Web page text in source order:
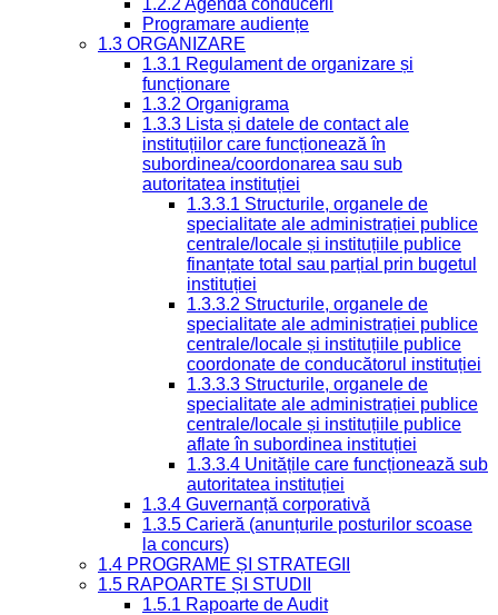
Programare audiențe
1.3 ORGANIZARE
1.3.1 Regulament de organizare și
funcționare
1.3.2 Organigrama
1.3.3 Lista și datele de contact ale
instituțiilor care funcționează în
subordinea/coordonarea sau sub
autoritatea instituției
1.3.3.1 Structurile, organele de
specialitate ale administrației publice
centrale/locale și instituțiile publice
finanțate total sau parțial prin bugetul
instituției
1.3.3.2 Structurile, organele de
specialitate ale administrației publice
centrale/locale și instituțiile publice
coordonate de conducătorul instituției
1.3.3.3 Structurile, organele de
specialitate ale administrației publice
centrale/locale și instituțiile publice
aflate în subordinea instituției
1.3.3.4 Unitățile care funcționează sub
autoritatea instituției
1.3.4 Guvernanță corporativă
1.3.5 Carieră (anunțurile posturilor scoase
la concurs)
1.4 PROGRAME ȘI STRATEGII
1.5 RAPOARTE ȘI STUDII
1.5.1 Rapoarte de Audit